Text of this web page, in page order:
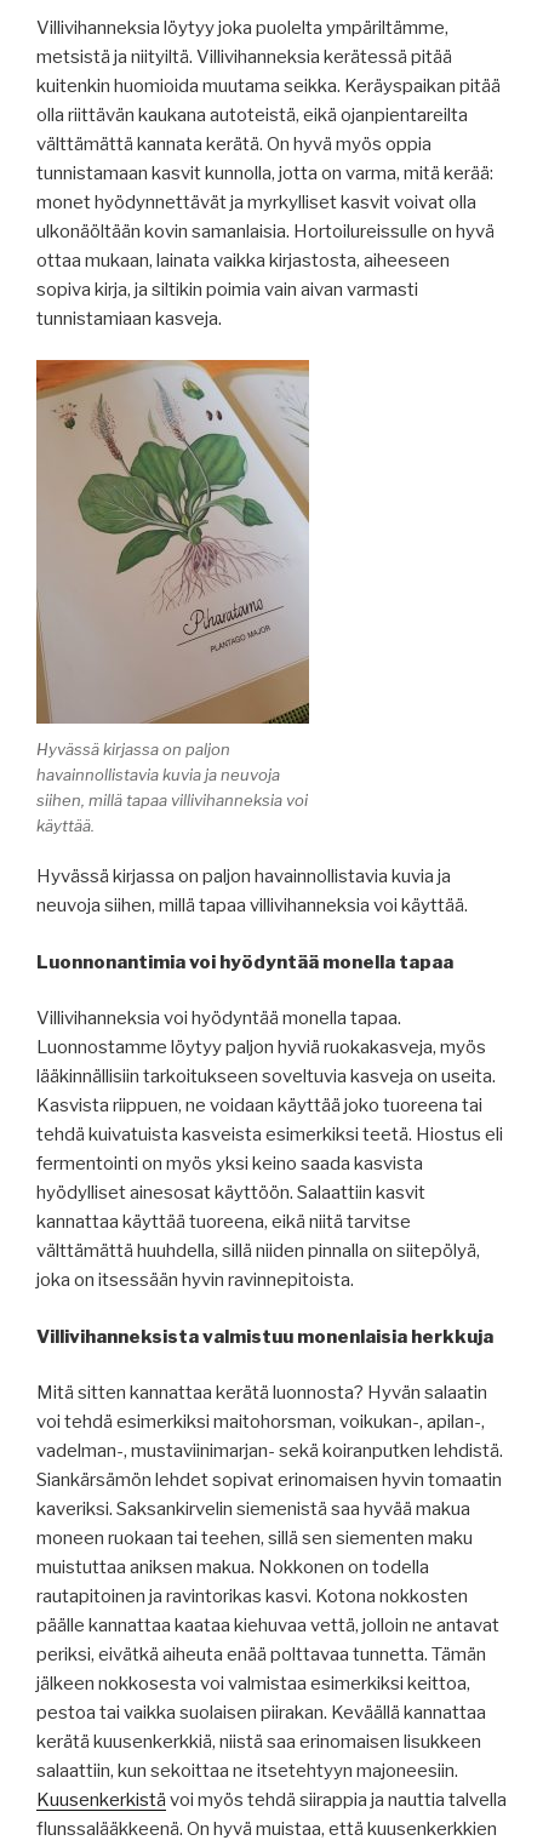
Villivihanneksia löytyy joka puolelta ympäriltämme,
metsistä ja niityiltä. Villivihanneksia kerätessä pitää
kuitenkin huomioida muutama seikka. Keräyspaikan pitää
olla riittävän kaukana autoteistä, eikä ojanpientareilta
välttämättä kannata kerätä. On hyvä myös oppia
tunnistamaan kasvit kunnolla, jotta on varma, mitä kerää:
monet hyödynnettävät ja myrkylliset kasvit voivat olla
ulkonäöltään kovin samanlaisia. Hortoilureissulle on hyvä
ottaa mukaan, lainata vaikka kirjastosta, aiheeseen
sopiva kirja, ja siltikin poimia vain aivan varmasti
tunnistamiaan kasveja.
Hyvässä kirjassa on paljon
havainnollistavia kuvia ja neuvoja
siihen, millä tapaa villivihanneksia voi
käyttää.
Hyvässä kirjassa on paljon havainnollistavia kuvia ja
neuvoja siihen, millä tapaa villivihanneksia voi käyttää.
Luonnonantimia voi hyödyntää monella tapaa
Villivihanneksia voi hyödyntää monella tapaa.
Luonnostamme löytyy paljon hyviä ruokakasveja, myös
lääkinnällisiin tarkoitukseen soveltuvia kasveja on useita.
Kasvista riippuen, ne voidaan käyttää joko tuoreena tai
tehdä kuivatuista kasveista esimerkiksi teetä. Hiostus eli
fermentointi on myös yksi keino saada kasvista
hyödylliset ainesosat käyttöön. Salaattiin kasvit
kannattaa käyttää tuoreena, eikä niitä tarvitse
välttämättä huuhdella, sillä niiden pinnalla on siitepölyä,
joka on itsessään hyvin ravinnepitoista.
Villivihanneksista valmistuu monenlaisia herkkuja
Mitä sitten kannattaa kerätä luonnosta? Hyvän salaatin
voi tehdä esimerkiksi maitohorsman, voikukan-, apilan-,
vadelman-, mustaviinimarjan- sekä koiranputken lehdistä.
Siankärsämön lehdet sopivat erinomaisen hyvin tomaatin
kaveriksi. Saksankirvelin siemenistä saa hyvää makua
moneen ruokaan tai teehen, sillä sen siementen maku
muistuttaa aniksen makua. Nokkonen on todella
rautapitoinen ja ravintorikas kasvi. Kotona nokkosten
päälle kannattaa kaataa kiehuvaa vettä, jolloin ne antavat
periksi, eivätkä aiheuta enää polttavaa tunnetta. Tämän
jälkeen nokkosesta voi valmistaa esimerkiksi keittoa,
pestoa tai vaikka suolaisen piirakan. Keväällä kannattaa
kerätä kuusenkerkkiä, niistä saa erinomaisen lisukkeen
salaattiin, kun sekoittaa ne itsetehtyyn majoneesiin.
Kuusenkerkistä voi myös tehdä siirappia ja nauttia talvella
flunssalääkkeenä. On hyvä muistaa, että kuusenkerkkien